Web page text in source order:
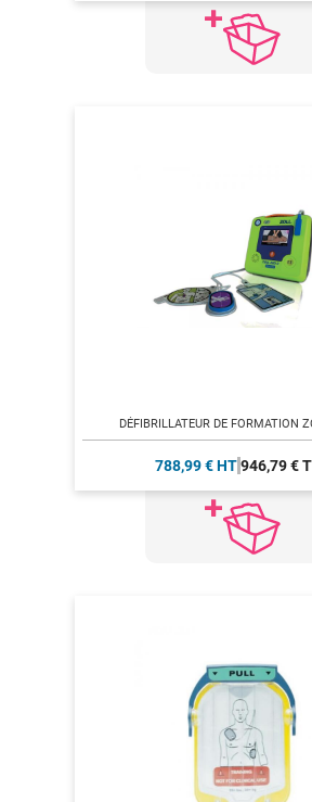
DÉFIBRILLATEUR DE FORMATION
788,99 € HT 946,79 €